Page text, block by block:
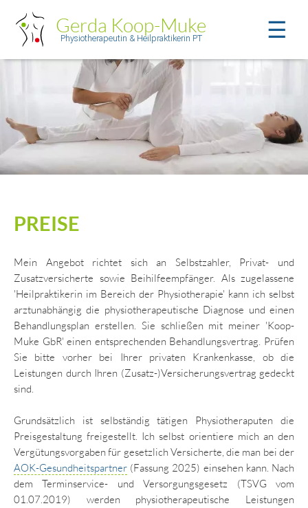
Gerda Koop-Muke
Physiotherapeutin & Heilpraktikerin PT
START
LEISTUNGEN
PHILOSOPHIE
☰
PREISE
Mein Angebot richtet sich an Selbstzahler, Privat- und
Zusatzversicherte sowie Beihilfeempfänger. Als zugelassene
'Heilpraktikerin im Bereich der Physiotherapie' kann ich selbst
arztunabhängig die physiotherapeutische Diagnose und einen
Behandlungsplan erstellen. Sie schließen mit meiner 'Koop-
Muke GbR' einen entsprechenden Behandlungsvertrag. Prüfen
Sie bitte vorher bei Ihrer privaten Krankenkasse, ob die
Leistungen durch Ihren (Zusatz-)Versicherungsvertrag gedeckt
sind.
Grundsätzlich ist selbständig tätigen Physiotheraputen die
Preisgestaltung freigestellt. Ich selbst orientiere mich an den
Vergütungsvorgaben für gesetzlich Versicherte, die man bei der
AOK-Gesundheitspartner (Fassung 2025) einsehen kann. Nach
dem Terminservice- und Versorgungsgesetz (TSVG vom
01.07.2019) werden physiotherapeutische Leistungen